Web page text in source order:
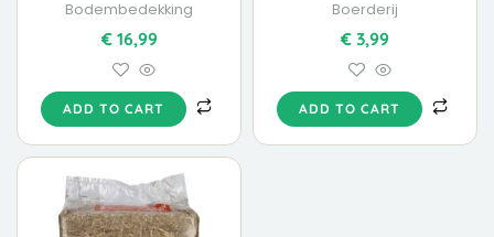
Bodembedekking
€16,99
ADD TO CART
Boerderij
€ 3,99
ADD TO CART